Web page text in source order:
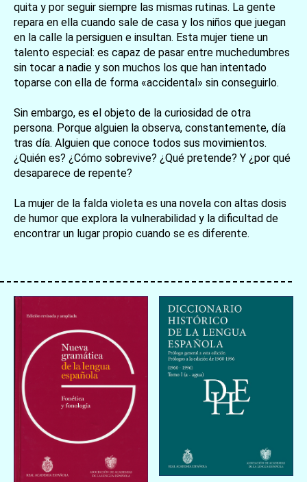
quita y por seguir siempre las mismas rutinas. La gente
repara en ella cuando sale de casa y los niños que juegan
en la calle la persiguen e insultan. Esta mujer tiene un
talento especial: es capaz de pasar entre muchedumbres
sin tocar a nadie y son muchos los que han intentado
toparse con ella de forma «accidental» sin conseguirlo.
Sin embargo, es el objeto de la curiosidad de otra
persona. Porque alguien la observa, constantemente, día
tras día. Alguien que conoce todos sus movimientos.
¿Quién es? ¿Cómo sobrevive? ¿Qué pretende? Y ¿por qué
desaparece de repente?
La mujer de la falda violeta es una novela con altas dosis
de humor que explora la vulnerabilidad y la dificultad de
encontrar un lugar propio cuando se es diferente.